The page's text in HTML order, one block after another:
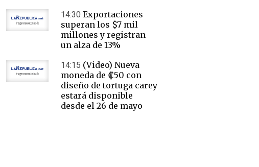
14:30 Exportaciones
superan los $7 mil
millones y registran
un alza de 13%
14:15 (Video) Nueva
moneda de ₡50 con
diseño de tortuga carey
estará disponible
desde el 26 de mayo